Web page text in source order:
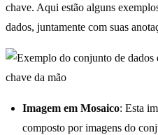
chave. Aqui estão alguns
dados, juntamente com suas
Imagem em Mosaico: Esta
composto por imagens do